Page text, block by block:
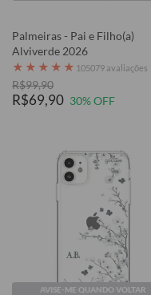
Palmeiras - Pai e Filho(a)
Alviverde 2026
★ ★ ★ ★ ★ 105079 avaliações
R$99,90
R$69,90 30% OFF
AVISE-ME QUANDO VOLTAR